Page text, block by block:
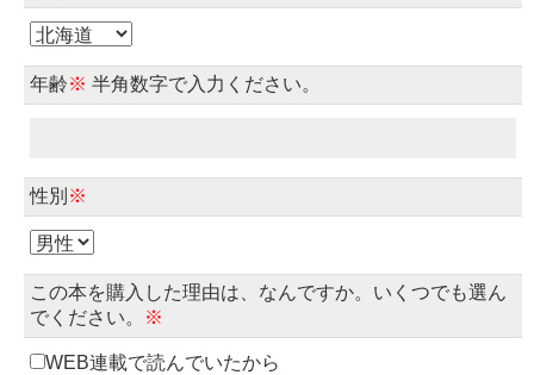
年齢※ 半角数字で入力ください。
性別 ※
この本を購入した理由は、なんですか。いくつでも選ん
でください。
※
WEB連載で読んでいたから